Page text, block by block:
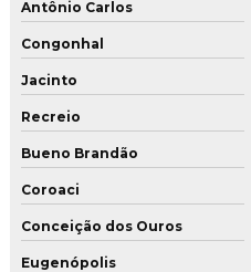
Antônio Carlos
Congonhal
Jacinto
Recreio
Bueno Brandão
Coroaci
Conceição dos Ouros
Eugenópolis